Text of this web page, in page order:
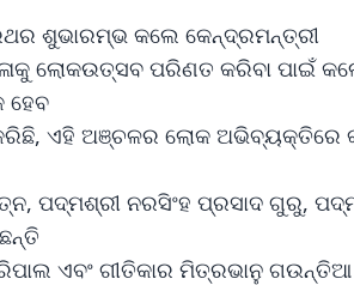
ଶୁଭାରମ୍ଭ କଲେ କେନ୍ଦ୍ରମନ୍ତ୍ରୀ
ଲୋକଉତ୍ସବ ପରିଣତ କରିବା ପାଇଁ
ହେବ
ଏହି ଅଞ୍ଚଳର ଲୋକ ଅଭିବ୍ୟକ୍ତିରେ
ପଦ୍ମଶ୍ରୀ ନରସିଂହ ପ୍ରସାଦ ଗୁରୁ,
ଏବଂ ଗୀତିକାର ମିତ୍ରଭାନୁ